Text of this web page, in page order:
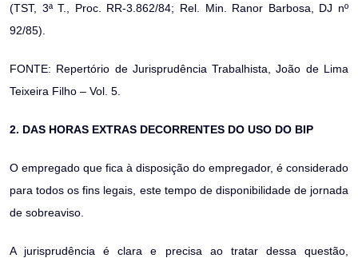
(TST, 3ª T., Proc. RR-3.862/84; Rel. Min. Ranor Barbosa, DJ nº
92/85).
FONTE: Repertório de Jurisprudência Trabalhista, João de Lima
Teixeira Filho – Vol. 5.
2. DAS HORAS EXTRAS DECORRENTES DO USO DO BIP
O empregado que fica à disposição do empregador, é considerado
para todos os fins legais, este tempo de disponibilidade de jornada
de sobreaviso.
A jurisprudência é clara e precisa ao tratar dessa questão,